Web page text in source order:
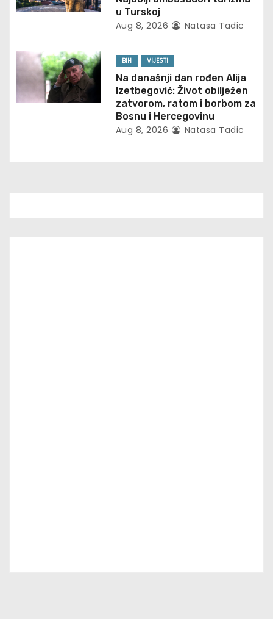
t
o
n
u Turskoj
Aug 8, 2026 Natasa Tadic
BIH VIJESTI
Na današnji dan rođen Alija
Izetbegović: Život obilježen
zatvorom, ratom i borbom za
Bosnu i Hercegovinu
Aug 8, 2026 Natasa Tadic